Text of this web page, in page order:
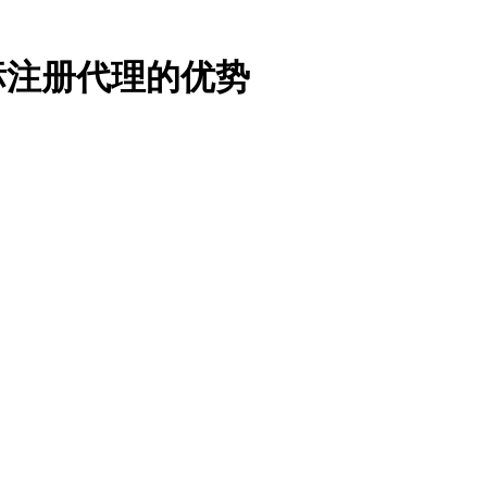
册代理的优势